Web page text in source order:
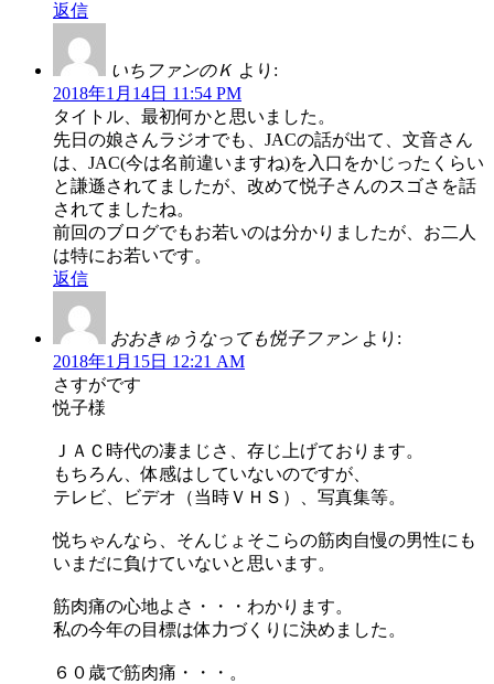
返信
いちファンのＫ より:
2018年1月14日 11:54 PM
タイトル、最初何かと思いました。
先日の娘さんラジオでも、JACの話が出て、文音さん
は、JAC(今は名前違いますね)を入口をかじったくらい
と謙遜されてましたが、改めて悦子さんのスゴさを話
されてましたね。
前回のブログでもお若いのは分かりましたが、お二人
は特にお若いです。
返信
おおきゅうなっても悦子ファン より:
2018年1月15日 12:21 AM
さすがです
悦子様
ＪＡＣ時代の凄まじさ、存じ上げております。
もちろん、体感はしていないのですが、
テレビ、ビデオ（当時ＶＨＳ）、写真集等。
悦ちゃんなら、そんじょそこらの筋肉自慢の男性にも
いまだに負けていないと思います。
筋肉痛の心地よさ・・・わかります。
私の今年の目標は体力づくりに決めました。
６０歳で筋肉痛・・・。